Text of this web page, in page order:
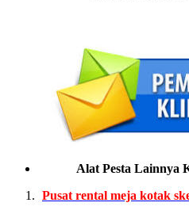
Alat Pesta Lainnya
Pusat rental meja kotak